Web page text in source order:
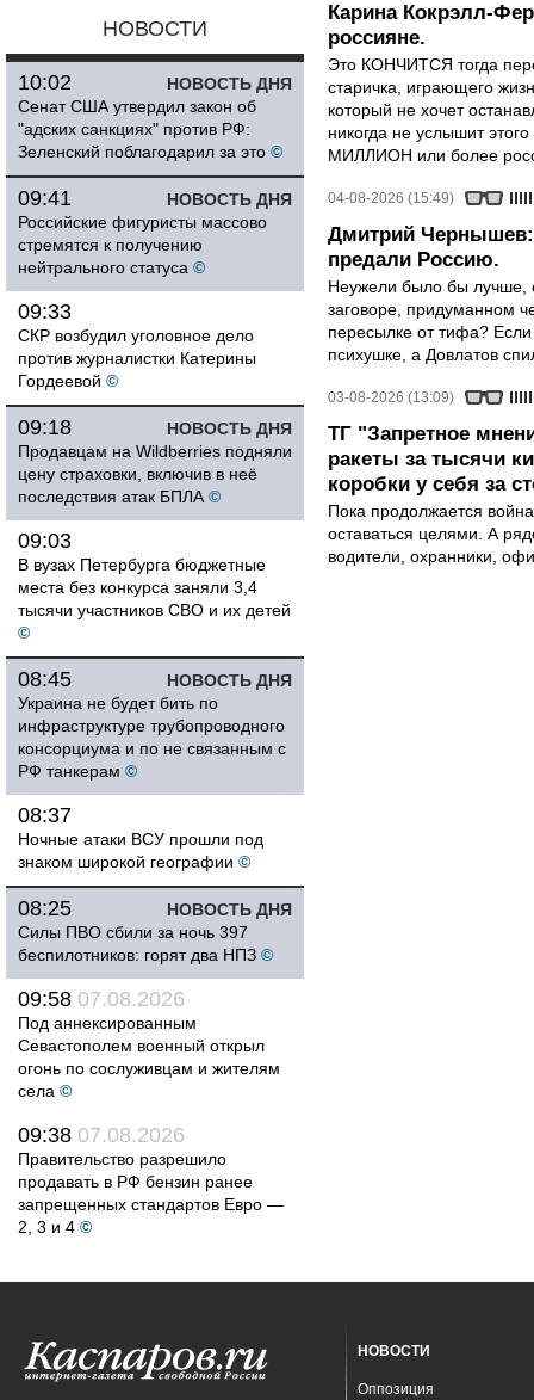
НОВОСТИ
НОВОСТЬ ДНЯ
10:02
Сенат США утвердил закон об
"адских санкциях" против РФ:
Зеленский поблагодарил за это ©
НОВОСТЬ ДНЯ
09:41
Российские фигуристы массово
стремятся к получению
нейтрального статуса ©
09:33
СКР возбудил уголовное дело
против журналистки Катерины
Гордеевой ©
НОВОСТЬ ДНЯ
09:18
Продавцам на Wildberries подняли
цену страховки, включив в неё
последствия атак БПЛА ©
09:03
В вузах Петербурга бюджетные
места без конкурса заняли 3,4
тысячи участников СВО и их детей
©
НОВОСТЬ ДНЯ
08:45
Украина не будет бить по
инфраструктуре трубопроводного
консорциума и по не связанным с
РФ танкерам ©
08:37
Ночные атаки ВСУ прошли под
знаком широкой географии ©
НОВОСТЬ ДНЯ
08:25
Силы ПВО сбили за ночь 397
беспилотников: горят два НПЗ ©
09:58 07.08.2026
Под аннексированным
Севастополем военный открыл
огонь по сослуживцам и жителям
села ©
09:38 07.08.2026
Правительство разрешило
продавать в РФ бензин ранее
запрещенных стандартов Евро —
2, 3 и 4 ©
Карина Кокрэлл-
россияне.
Это КОНЧИТСЯ тогда
старичка, играющего
который не хочет
никогда не услышит
МИЛЛИОН или более
04-08-2026 (15:49)
Дмитрий Чернышев:
предали Россию.
Неужели было бы лучше,
заговоре, придуманном
пересылке от тифа?
психушке, а Довлатов
03-08-2026 (13:09)
ТГ "Запретное
ракеты за тысячи
коробки у себя за
Пока продолжается
оставаться целями. А
водители, охранники,
НОВОСТИ
Оппозиция